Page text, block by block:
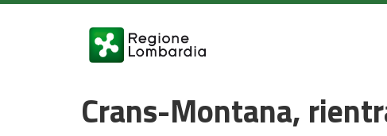
Crans-Montana,